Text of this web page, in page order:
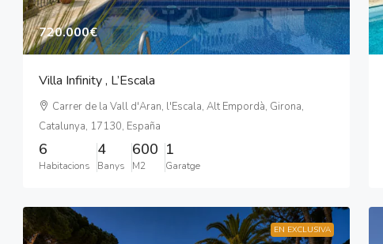
720.000€
Villa Infinity , L’Escala
Carrer de la Vall d'Aran, l'Escala, Alt Empordà, Girona,
Catalunya, 17130, España
6
Habitacions
4
Banys
600
M2
1
Garatge
EN EXCLUSIVA